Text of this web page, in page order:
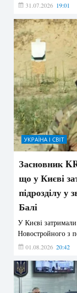
31.07.2026 19:01
УКРАЇНА І СВІТ
Засновник
що у Києві
підрозділу у
Балі
У Києві затримали
Новостройного з
01.08.2026 20:42